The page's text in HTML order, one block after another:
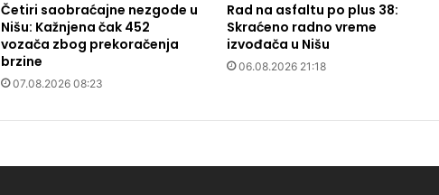
Četiri saobraćajne nezgode u
Nišu: Kažnjena čak 452
vozača zbog prekoračenja
brzine
07.08.2026 08:23
Rad na asfaltu po plus 38:
Skraćeno radno vreme
izvođača u Nišu
06.08.2026 21:18